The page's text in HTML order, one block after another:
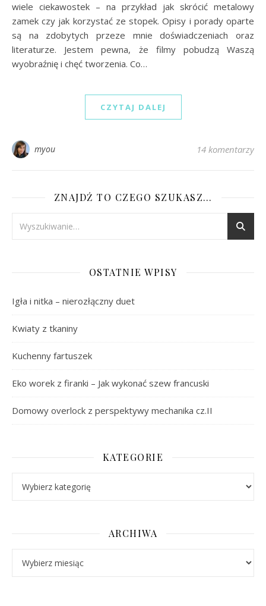
wiele ciekawostek – na przykład jak skrócić metalowy
zamek czy jak korzystać ze stopek. Opisy i porady oparte
są na zdobytych przeze mnie doświadczeniach oraz
literaturze. Jestem pewna, że filmy pobudzą Waszą
wyobraźnię i chęć tworzenia. Co…
CZYTAJ DALEJ
myou 14 komentarzy
ZNAJDŹ TO CZEGO SZUKASZ…
OSTATNIE WPISY
Igła i nitka – nierozłączny duet
Kwiaty z tkaniny
Kuchenny fartuszek
Eko worek z firanki – Jak wykonać szew francuski
Domowy overlock z perspektywy mechanika cz.II
KATEGORIE
ARCHIWA